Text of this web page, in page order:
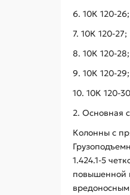
6. 10К 120-26;
7. 10К 120-27;
8. 10К 120-28;
9. 10К 120-29;
10. 10К 120-
2. Основная
Колонны с
1.424.1-5
повышенной